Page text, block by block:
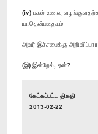
(iv) பகல் உணவு
யாதென்பதையும்
அவர் இச்சபைக்கு
(இ) இன்றேல், ஏன்?
கேட்கப்பட்ட திகதி
2013-02-22